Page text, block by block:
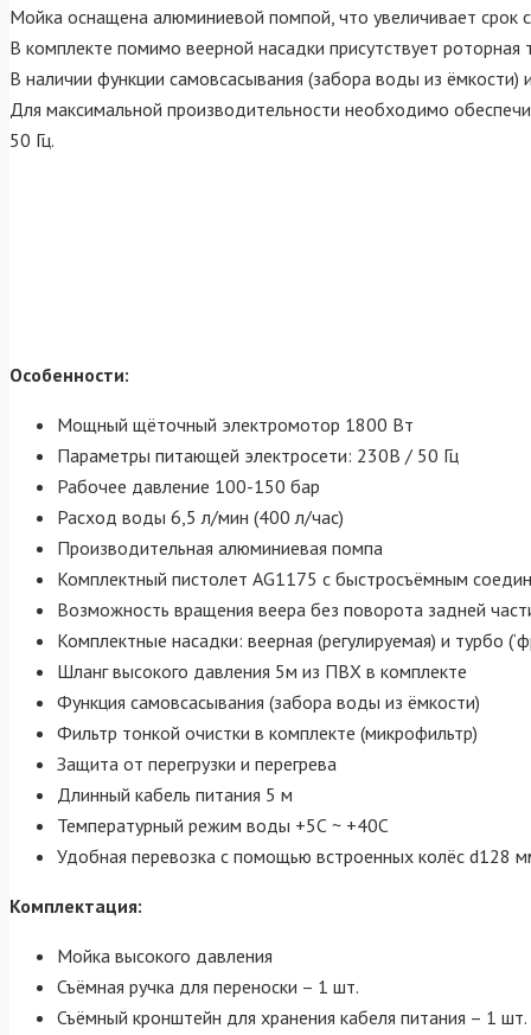
Мойка оснащена алюминиевой помпой, что увеличивает срок
В комплекте помимо веерной насадки присутствует роторная
В наличии функции самовсасывания (забора воды из
Для максимальной производительности необходимо
50 Гц.
Особенности:
Мощный щёточный электромотор 1800 Вт
Параметры питающей электросети: 230В / 50 Гц
Рабочее давление 100-150 бар
Расход воды 6,5 л/мин (400 л/час)
Производительная алюминиевая помпа
Комплектный пистолет AG1175 с быстросъёмным
Возможность вращения веера без поворота задней
Комплектные насадки: веерная (регулируемая) и турбо
Шланг высокого давления 5м из ПВХ в комплекте
Функция самовсасывания (забора воды из ёмкости)
Фильтр тонкой очистки в комплекте (микрофильтр)
Защита от перегрузки и перегрева
Длинный кабель питания 5 м
Температурный режим воды +5С ~ +40C
Удобная перевозка с помощью встроенных колёс d128
Комплектация:
Мойка высокого давления
Съёмная ручка для переноски – 1 шт.
Съёмный кронштейн для хранения кабеля питания – 1 шт.